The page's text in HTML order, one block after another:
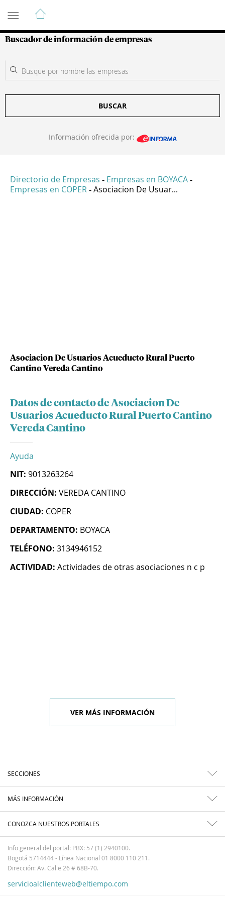
Guía de Empresas Colombianas
Buscador de información de empresas
BUSCAR
Información ofrecida por:
Directorio de Empresas - Empresas en BOYACA -
Empresas en COPER - Asociacion De Usuar...
Asociacion De Usuarios Acueducto Rural Puerto
Cantino Vereda Cantino
Datos de contacto de Asociacion De
Usuarios Acueducto Rural Puerto Cantino
Vereda Cantino
Ayuda
NIT: 9013263264
DIRECCIÓN: VEREDA CANTINO
CIUDAD: COPER
DEPARTAMENTO: BOYACA
TELÉFONO: 3134946152
ACTIVIDAD: Actividades de otras asociaciones n c p
VER MÁS INFORMACIÓN
SECCIONES
MÁS INFORMACIÓN
CONOZCA NUESTROS PORTALES
Info general del portal: PBX: 57 (1) 2940100.
Bogotá 5714444 - Línea Nacional 01 8000 110 211.
Dirección: Av. Calle 26 # 68B-70.
servicioalclienteweb@eltiempo.com